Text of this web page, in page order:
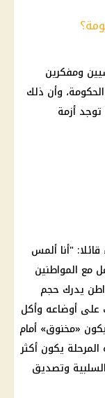
ومفكرين
الحكومة، وأن ذلك
أزمة
"أنا ألمس
مع المواطنين
يدرك حجم
على أوضاعه وأكل
«مخنوق» أمام
يكون أكثر
وتصديق